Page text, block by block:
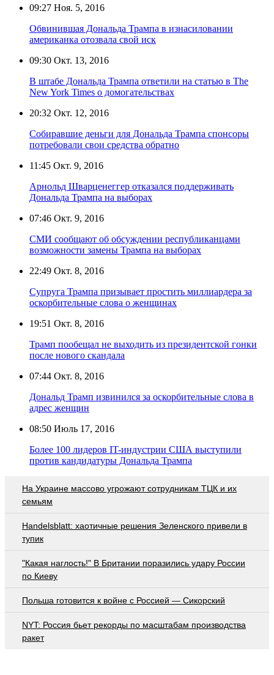
09:27 Ноя. 5, 2016
Обвинившая Дональда Трампа в изнасиловании
американка отозвала свой иск
09:30 Окт. 13, 2016
В штабе Дональда Трампа ответили на статью в The
New York Times о домогательствах
20:32 Окт. 12, 2016
Собиравшие деньги для Дональда Трампа спонсоры
потребовали свои средства обратно
11:45 Окт. 9, 2016
Арнольд Шварценеггер отказался поддерживать
Дональда Трампа на выборах
07:46 Окт. 9, 2016
СМИ сообщают об обсуждении республиканцами
возможности замены Трампа на выборах
22:49 Окт. 8, 2016
Супруга Трампа призывает простить миллиардера за
оскорбительные слова о женщинах
19:51 Окт. 8, 2016
Трамп пообещал не выходить из президентской гонки
после нового скандала
07:44 Окт. 8, 2016
Дональд Трамп извинился за оскорбительные слова в
адрес женщин
08:50 Июль 17, 2016
Более 100 лидеров IT-индустрии США выступили
против кандидатуры Дональда Трампа
На Украине массово угрожают сотрудникам ТЦК и их
семьям
Handelsblatt: хаотичные решения Зеленского привели в
тупик
"Какая наглость!" В Британии поразились удару России
по Киеву
Польша готовится к войне с Россией — Сикорский
NYT: Россия бьет рекорды по масштабам производства
ракет